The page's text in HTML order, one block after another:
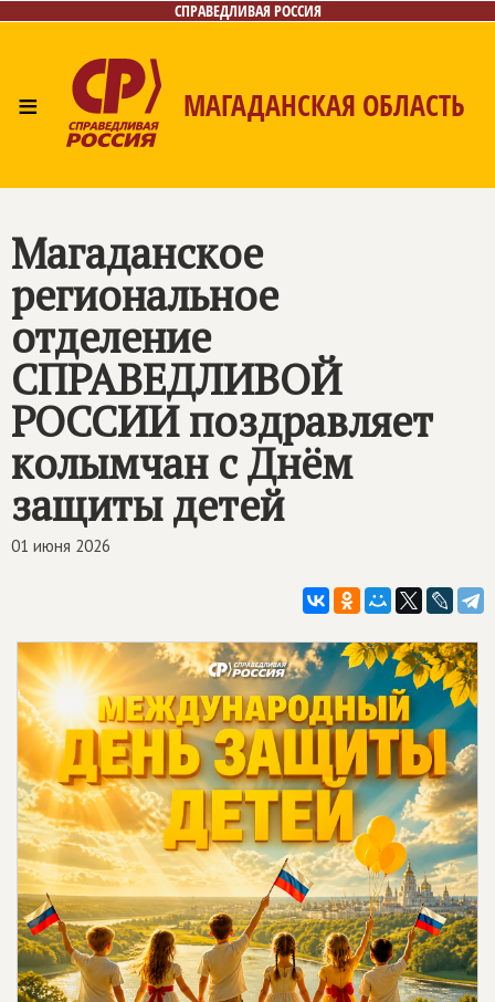
СПРАВЕДЛИВАЯ РОССИЯ
≡ МАГАДАНСКАЯ ОБЛАСТЬ
Магаданское
региональное
отделение
СПРАВЕДЛИВОЙ
РОССИИпоздравляет
колымчан с Днём
защиты детей
01 июня 2026